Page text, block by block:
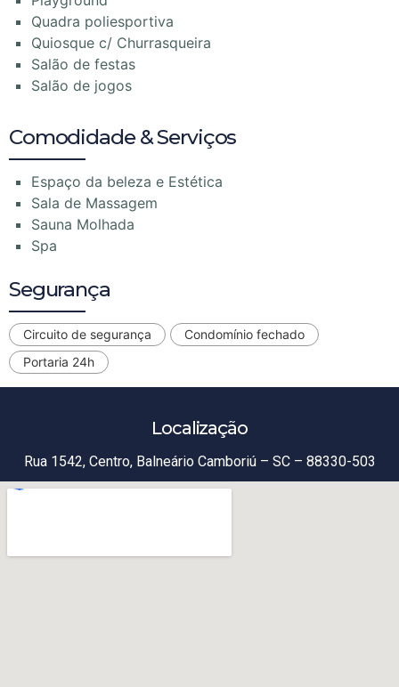
Quadra poliesportiva
Quiosque c/ Churrasqueira
Salão de festas
Salão de jogos
Comodidade & Serviços
Espaço da beleza e Estética
Sala de Massagem
Sauna Molhada
Spa
Segurança
Circuito de segurança
Condomínio fechado
Portaria 24h
Localização
Rua 1542, Centro, Balneário Camboriú – SC – 88330-503